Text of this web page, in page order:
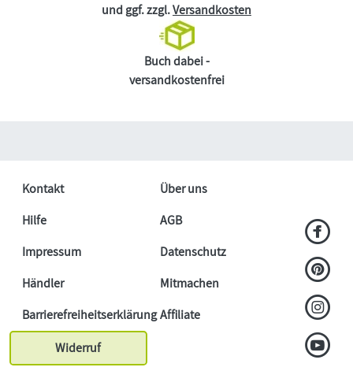
und ggf. zzgl.Versandkosten
Buch dabei -
versandkostenfrei
Kontakt
Über uns
Hilfe
AGB
Impressum
Datenschutz
Händler
Mitmachen
BarrierefreiheitserklärungAffiliate
Widerruf